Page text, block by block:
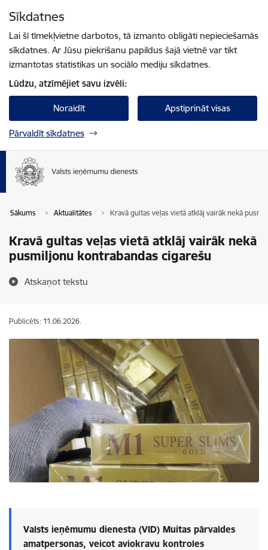
Sīkdatnes
Lai šī tīmekļvietne darbotos, tā izmanto obligāti nepieciešamās
sīkdatnes. Ar Jūsu piekrišanu papildus šajā vietnē var tikt
izmantotas statistikas un sociālo mediju sīkdatnes.
Lūdzu, atzīmējiet savu izvēli:
Noraidīt Apstiprināt visas
Pārvaldīt sīkdatnes
Sākums Aktualitātes Kravā gultas veļas vietā atklāj vairāk nekā
Kravā gultas veļas vietā atklāj vairāk nekā
pusmiljonu kontrabandas cigarešu
Atskaņot tekstu
Publicēts: 11.06.2026.
Valsts ieņēmumu dienesta (VID) Muitas pārvaldes
amatpersonas, veicot aviokravu kontroles